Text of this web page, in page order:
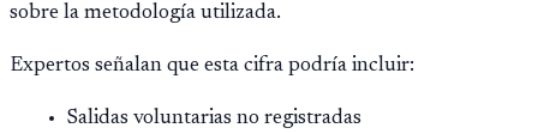
sobre la metodología utilizada.
Expertos señalan que esta cifra podría incluir:
Salidas voluntarias no registradas